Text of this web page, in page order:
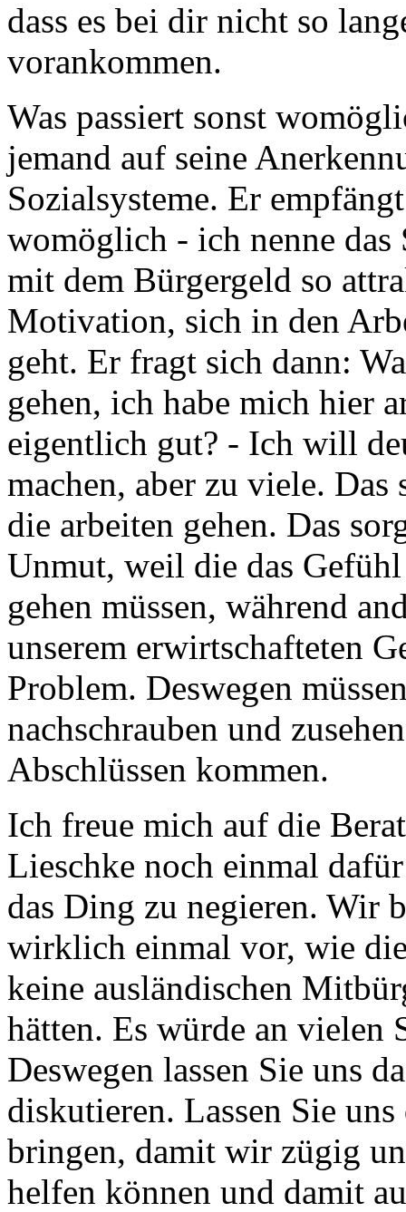
dass es bei dir nicht so
vorankommen.
Was passiert sonst
jemand auf seine
Sozialsysteme. Er
womöglich - ich nenne
mit dem Bürgergeld so
Motivation, sich in den
geht. Er fragt sich dann:
gehen, ich habe mich hier
eigentlich gut? - Ich will
machen, aber zu viele.
die arbeiten gehen. Das
Unmut, weil die das
gehen müssen, während
unserem erwirtschafteten
Problem. Deswegen
nachschrauben und
Abschlüssen kommen.
Ich freue mich auf die
Lieschke noch einmal
das Ding zu negieren. Wir
wirklich einmal vor, wie
keine ausländischen
hätten. Es würde an
Deswegen lassen Sie uns
diskutieren. Lassen Sie
bringen, damit wir zügig
helfen können und damit